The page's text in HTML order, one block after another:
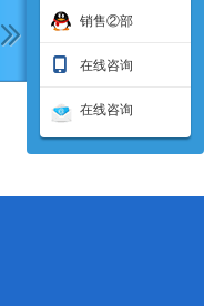
下一条:
销售②部
在线咨询
在线咨询